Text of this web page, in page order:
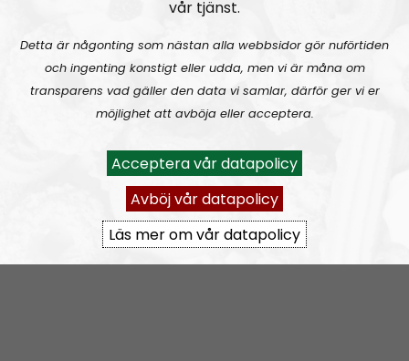
med kommer från alla möjliga håll och kan vara ganska
debatt på gatan, som det gör i kommunfullmäktige
eller riksdag.
Det finns tusen exempel på hur människor växt – fysiskt,
mentalt, intellektuellt och andligt – genom att ha varit
medlemmar i en organisation som Nordiska
motståndsrörelsen. Många av våra egna skulle kunna ta
vilket chefsjobb som helst idag, andra skulle bli goda
journalister eller en kampsportstränare som vet vad han
vår tjänst.
Detta är någonting som nästan alla webbsidor gör nuförtiden
och ingenting konstigt eller udda, men vi är måna om
transparens vad gäller den data vi samlar, därför ger vi er
möjlighet att avböja eller acceptera.
Acceptera vår datapolicy
Avböj vår datapolicy
Läs mer om vår datapolicy